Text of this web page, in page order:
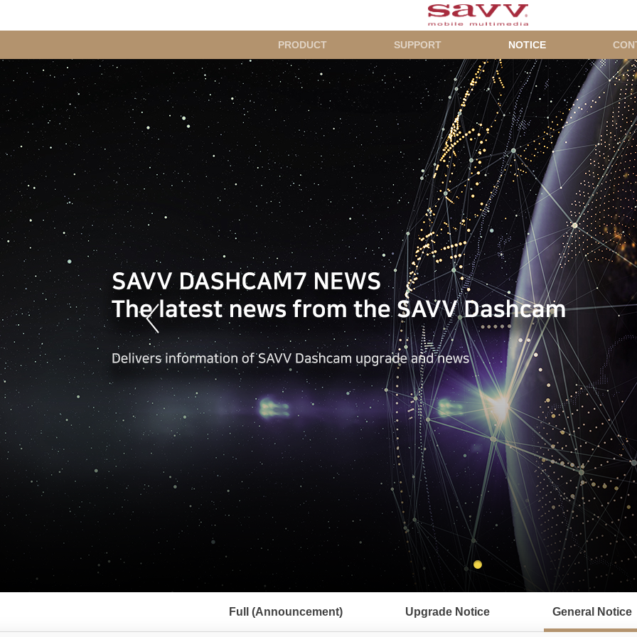
인
메
뉴
PRODUCT SUPPORT NOTICE
뉴
Full (Announcement) Upgrade Notice General Notice